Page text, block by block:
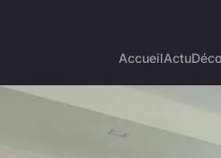
AccueilActuDéco